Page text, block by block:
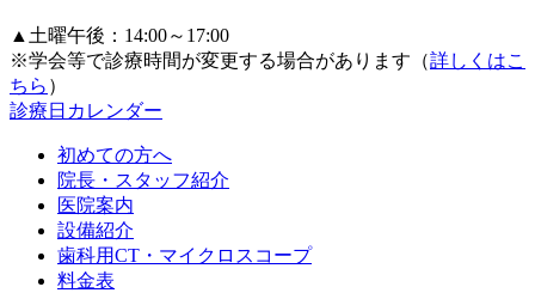
▲土曜午後：14:00～17:00
※学会等で診療時間が変更する場合があります（詳しくはこ
ちら ）
診療日カレンダー
初めての方へ
院長・スタッフ紹介
医院案内
設備紹介
歯科用CT・マイクロスコープ
料金表